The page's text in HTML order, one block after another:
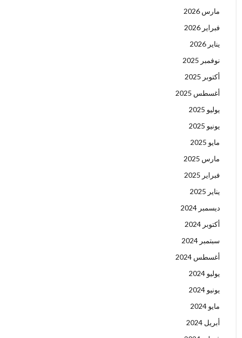
مارس 2026
فبراير 2026
يناير 2026
نوفمبر 2025
أكتوبر 2025
أغسطس 2025
يوليو 2025
يونيو 2025
مايو 2025
مارس 2025
فبراير 2025
يناير 2025
ديسمبر 2024
أكتوبر 2024
سبتمبر 2024
أغسطس 2024
يوليو 2024
يونيو 2024
مايو 2024
أبريل 2024